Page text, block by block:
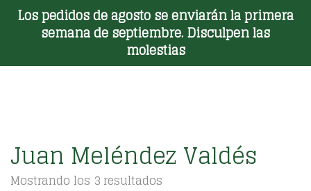
Los pedidos de agosto se enviarán la primera
semana de septiembre. Disculpen las
molestias
Toggle Menu
Juan Meléndez Valdés
Mostrando los 3 resultados